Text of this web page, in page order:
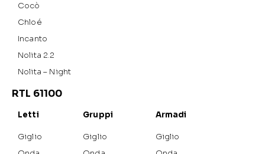
Cocò
Chloé
Incanto
Nolita 2.2
Nolita – Night
RTL 61100
Letti
Giglio
Gruppi
Giglio
Armadi
Giglio